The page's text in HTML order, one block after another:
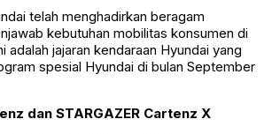
telah menghadirkan beragam
kebutuhan mobilitas konsumen di
adalah jajaran kendaraan Hyundai yang
spesial Hyundai di bulan September
dan STARGAZER Cartenz X